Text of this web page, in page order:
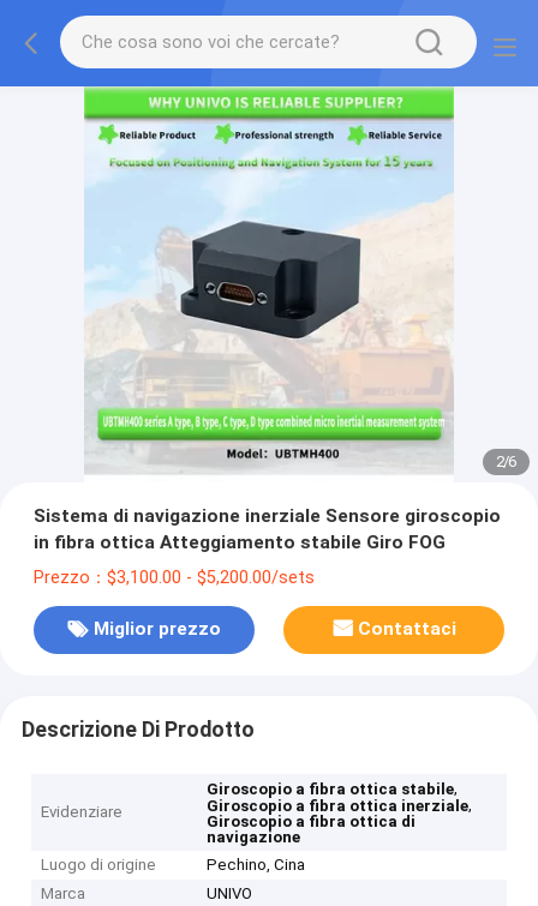
2/6
Sistema di navigazione inerziale Sensore giroscopio
in fibra ottica Atteggiamento stabile Giro FOG
Prezzo：$3,100.00 - $5,200.00/sets
Miglior prezzo Contattaci
Descrizione Di Prodotto
Evidenziare
Giroscopio a fibra ottica stabile,
Giroscopio a fibra ottica inerziale,
Giroscopio a fibra ottica di
navigazione
Luogo di origine
Pechino, Cina
Marca
UNIVO